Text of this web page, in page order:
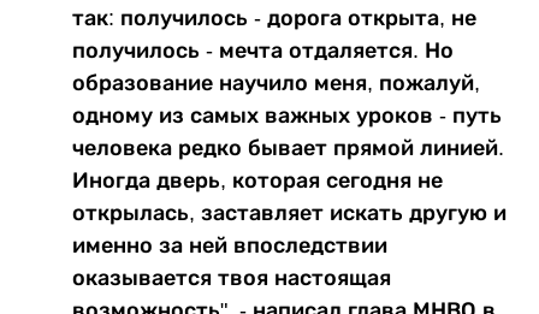
так: получилось - дорога открыта, не
получилось - мечта отдаляется. Но
образование научило меня, пожалуй,
одному из самых важных уроков - путь
человека редко бывает прямой линией.
Иногда дверь, которая сегодня не
открылась, заставляет искать другую и
именно за ней впоследствии
оказывается твоя настоящая